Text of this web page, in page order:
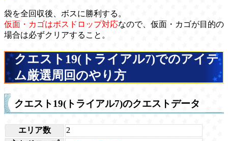
袋を全回収後、ボスに勝利する。
仮面・カゴはボスドロップ対応なので、仮面・カゴが目的の
場合は必ずクリアすること。
クエスト19(トライアル7)でのアイテ
ム厳選周回のやり方
クエスト19(トライアル7)のクエストデータ
エリア数
2